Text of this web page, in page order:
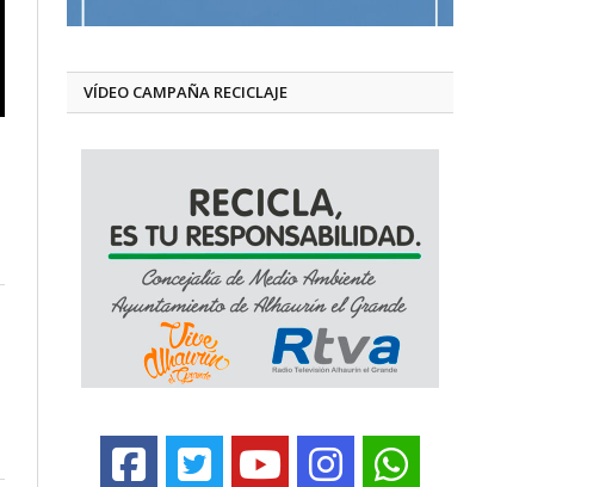
VÍDEO CAMPAÑA RECICLAJE